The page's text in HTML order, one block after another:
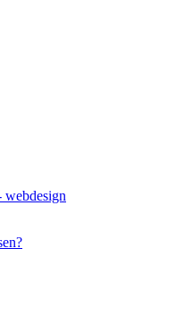
webdesign